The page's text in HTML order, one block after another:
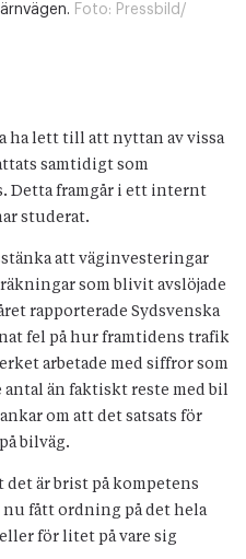
Foto: Pressbild/
ha lett till att nyttan av vissa
samtidigt som
Detta framgår i ett internt
studerat.
att väginvesteringar
som blivit avslöjade
rapporterade Sydsvenska
fel på hur framtidens trafik
arbetade med siffror som
än faktiskt reste med bil
om att det satsats för
bilväg.
är brist på kompetens
nu fått ordning på det hela
för litet på vare sig